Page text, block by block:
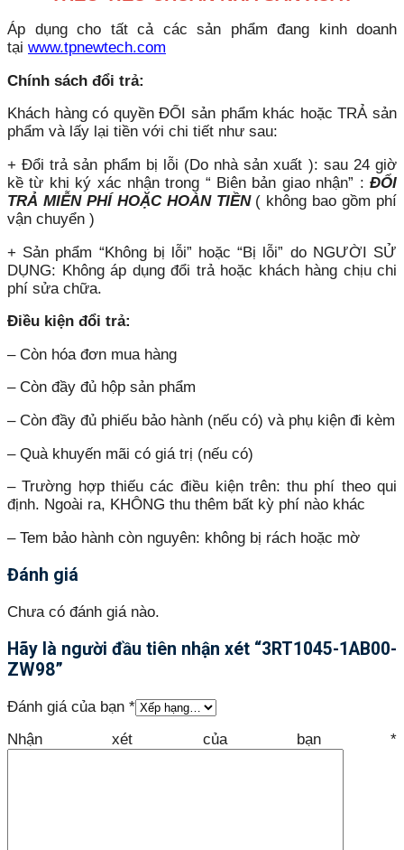
Áp dụng cho tất cả các sản phẩm đang kinh doanh
tại www.tpnewtech.com
Chính sách đổi trả:
Khách hàng có quyền ĐỔI sản phẩm khác hoặc TRẢ sản
phẩm và lấy lại tiền với chi tiết như sau:
+ Đổi trả sản phẩm bị lỗi (Do nhà sản xuất ): sau 24 giờ
kề từ khi ký xác nhận trong “ Biên bản giao nhận” : ĐỔI
TRẢ MIỄN PHÍ HOẶC HOÀN TIỀN( không bao gồm phí
vận chuyển )
+ Sản phẩm “Không bị lỗi” hoặc “Bị lỗi” do NGƯỜI SỬ
DỤNG: Không áp dụng đổi trả hoặc khách hàng chịu chi
phí sửa chữa.
Điều kiện đổi trả:
– Còn hóa đơn mua hàng
– Còn đầy đủ hộp sản phẩm
– Còn đầy đủ phiếu bảo hành (nếu có) và phụ kiện đi kèm
– Quà khuyến mãi có giá trị (nếu có)
– Trường hợp thiếu các điều kiện trên: thu phí theo qui
định. Ngoài ra, KHÔNG thu thêm bất kỳ phí nào khác
– Tem bảo hành còn nguyên: không bị rách hoặc mờ
Đánh giá
Chưa có đánh giá nào.
Hãy là người đầu tiên nhận xét “3RT1045-1AB00-
ZW98”
Đánh giá của bạn *
Nhận xét của bạn *